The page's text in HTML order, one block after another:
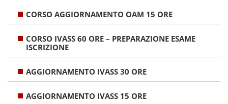
CORSO AGGIORNAMENTO OAM 15 ORE
CORSO IVASS 60 ORE – PREPARAZIONE ESAME
ISCRIZIONE
AGGIORNAMENTO IVASS 30 ORE
AGGIORNAMENTO IVASS 15 ORE